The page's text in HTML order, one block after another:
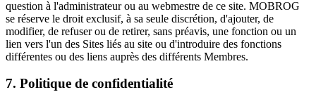
question à l'administrateur ou au webmestre de ce site. MOBROG
se réserve le droit exclusif, à sa seule discrétion, d'ajouter, de
modifier, de refuser ou de retirer, sans préavis, une fonction ou un
lien vers l'un des Sites liés au site ou d'introduire des fonctions
différentes ou des liens auprès des différents Membres.
7. Politique de confidentialité